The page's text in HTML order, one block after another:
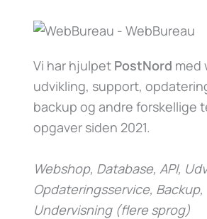
Vi har hjulpet PostNord med
udvikling, support,
backup og andre forskellige
opgaver siden 2021.
Webshop, Database, API,
Opdateringsservice, Backup,
Undervisning (flere sprog)